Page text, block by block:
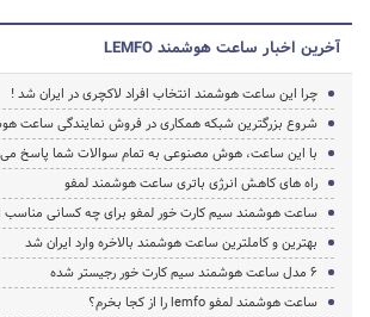
آخرین اخبار ساعت هوشمند LEMFO
چرا این ساعت هوشمند انتخاب افراد لاکچری در ایران شد !
شروع بزرگترین شبکه همکاری در فروش نمایندگی ساعت
با این ساعت، هوش مصنوعی به تمام سوالات شما پاسخ
راه های کاهش انرژی باتری ساعت هوشمند لمفو
ساعت هوشمند سیم کارت خور لمفو برای چه کسانی
بهترین و کاملترین ساعت هوشمند بالاخره وارد ایران شد
6 مدل ساعت هوشمند سیم کارت خور رجیستر شده
ساعت هوشمند لمفو lemfo را از کجا بخرم؟